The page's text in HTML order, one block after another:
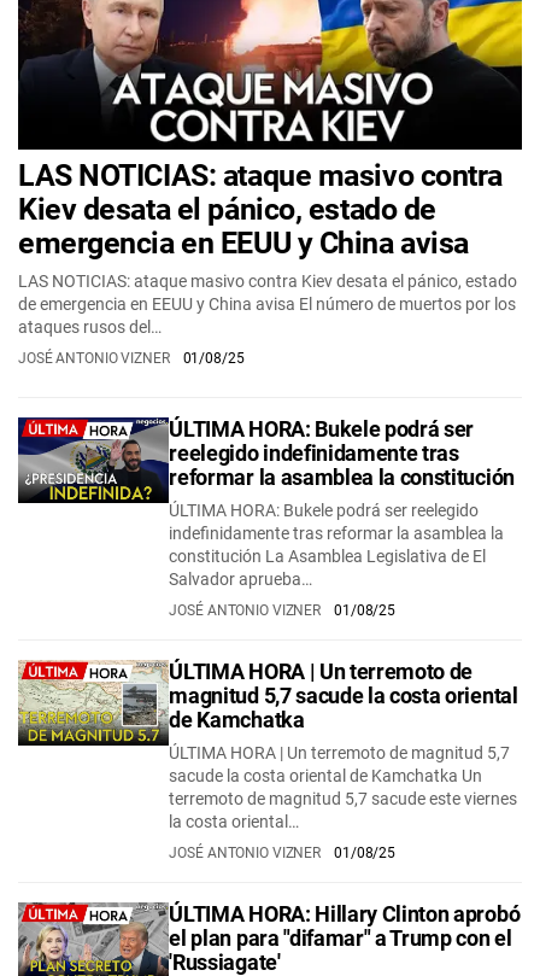
LAS NOTICIAS: ataque masivo contra
Kiev desata el pánico, estado de
emergencia en EEUU y China avisa
LAS NOTICIAS: ataque masivo contra Kiev desata el pánico, estado
de emergencia en EEUU y China avisa El número de muertos por los
ataques rusos del…
JOSÉ ANTONIO VIZNER 01/08/25
ÚLTIMA HORA: Bukele podrá ser
reelegido indefinidamente tras
reformar la asamblea la constitución
ÚLTIMA HORA: Bukele podrá ser reelegido
indefinidamente tras reformar la asamblea la
constitución La Asamblea Legislativa de El
Salvador aprueba…
JOSÉ ANTONIO VIZNER 01/08/25
ÚLTIMA HORA | Un terremoto de
magnitud 5,7 sacude la costa oriental
de Kamchatka
ÚLTIMA HORA | Un terremoto de magnitud 5,7
sacude la costa oriental de Kamchatka Un
terremoto de magnitud 5,7 sacude este viernes
la costa oriental…
JOSÉ ANTONIO VIZNER 01/08/25
ÚLTIMA HORA: Hillary Clinton aprobó
el plan para "difamar" a Trump con el
'Russiagate'